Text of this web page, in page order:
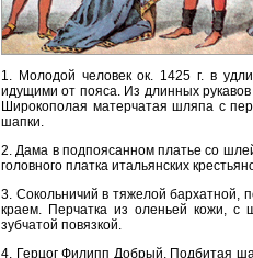
1. Молодой человек ок. 1425 г. в
идущими от пояса. Из длинных
Широкополая матерчатая шляпа с
шапки.
2. Дама в подпоясанном платье со
головного платка итальянских
3. Сокольничий в тяжелой бархатной,
краем. Перчатка из оленьей кожи, с
зубчатой повязкой.
4. Герцог Филипп Добрый. Подбитая